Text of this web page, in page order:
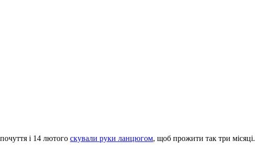
і 14 лютого скували руки ланцюгом, щоб прожити так три місяці.